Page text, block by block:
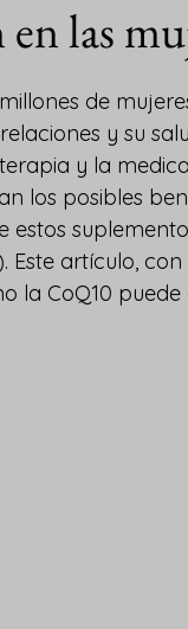
las
de
y su
y la
los posibles
estos
Este artículo,
la CoQ10